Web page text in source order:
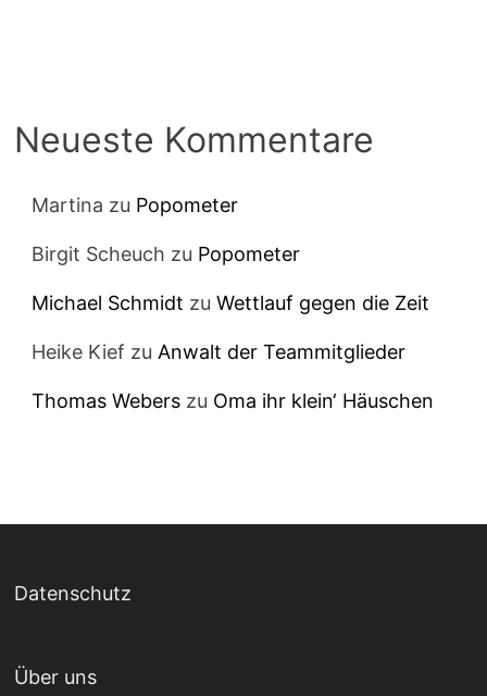
Neueste Kommentare
Martina zu Popometer
Birgit Scheuch zu Popometer
Michael Schmidt zuWettlauf gegen die Zeit
Heike Kief zu Anwalt der Teammitglieder
Thomas Webers zu Oma ihr klein‘ Häuschen
Datenschutz
Über uns